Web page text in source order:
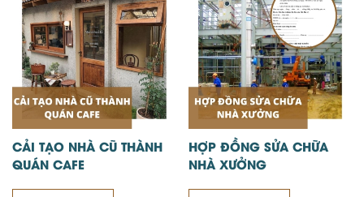
CẢI TẠO NHÀ CŨ THÀNH
QUÁN CAFE
HỢP ĐỒNG SỬA CHỮA
NHÀ XƯỞNG